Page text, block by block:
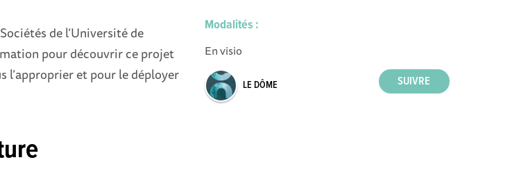
de l’Université de
pour découvrir ce projet
l’approprier et pour le déployer
Modalités :
En visio
LE DÔME